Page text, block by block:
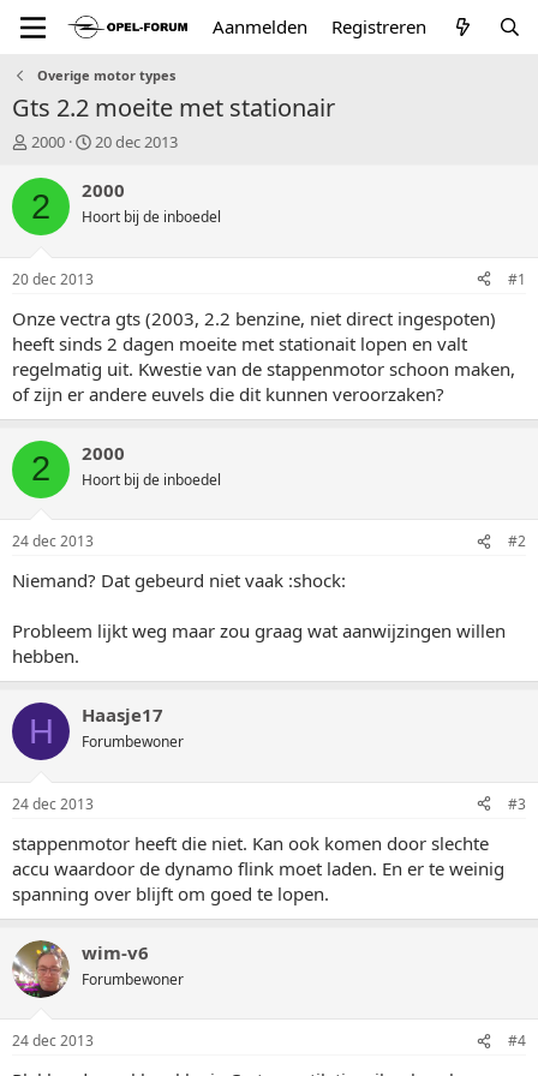
Aanmelden Registreren
Overige motor types
Gts 2.2 moeite met stationair
T
p
i
a
r
e
r
2000
S
a
t
u
20 dec 2013
2 2000
Hoort bij de inboedel
20 dec 2013 #1
Onze vectra gts (2003, 2.2 benzine, niet direct ingespoten)
heeft sinds 2 dagen moeite met stationait lopen en valt
regelmatig uit. Kwestie van de stappenmotor schoon maken,
of zijn er andere euvels die dit kunnen veroorzaken?
2 2000
Hoort bij de inboedel
24 dec 2013 #2
Niemand? Dat gebeurd niet vaak :shock:
Probleem lijkt weg maar zou graag wat aanwijzingen willen
hebben.
H Haasje17
Forumbewoner
24 dec 2013 #3
stappenmotor heeft die niet. Kan ook komen door slechte
accu waardoor de dynamo flink moet laden. En er te weinig
spanning over blijft om goed te lopen.
wim-v6
Forumbewoner
24 dec 2013 #4